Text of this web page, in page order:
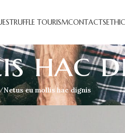
TRUFFLE TOURISMCONTACTS
hac
Netus eu mollis hac dignis